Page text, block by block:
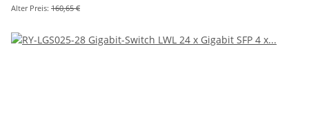
Alter Preis: 160,65 €